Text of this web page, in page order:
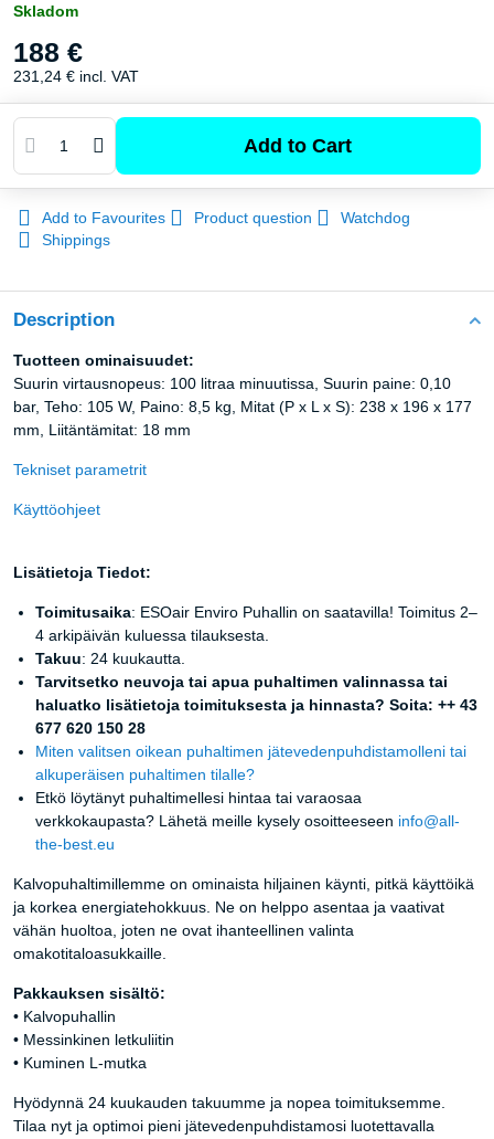
Skladom
188 €
231,24 € incl. VAT
Add to Cart
Add to Favourites Product question
Watchdog
Shippings
Description
Tuotteen ominaisuudet:
Suurin virtausnopeus: 100 litraa minuutissa, Suurin paine: 0,10
bar, Teho: 105 W, Paino: 8,5 kg, Mitat (P x L x S): 238 x 196 x 177
mm, Liitäntämitat: 18 mm
Tekniset parametrit
Käyttöohjeet
Lisätietoja Tiedot:
Toimitusaika: ESOair Enviro Puhallin on saatavilla! Toimitus 2–
4 arkipäivän kuluessa tilauksesta.
Takuu: 24 kuukautta.
Tarvitsetko neuvoja tai apua puhaltimen valinnassa tai
haluatko lisätietoja toimituksesta ja hinnasta? Soita: ++ 43
677 620 150 28
Miten valitsen oikean puhaltimen jätevedenpuhdistamolleni tai
alkuperäisen puhaltimen tilalle?
Etkö löytänyt puhaltimellesi hintaa tai varaosaa
verkkokaupasta? Lähetä meille kysely osoitteeseen info@all-
the-best.eu
Kalvopuhaltimillemme on ominaista hiljainen käynti, pitkä käyttöikä
ja korkea energiatehokkuus. Ne on helppo asentaa ja vaativat
vähän huoltoa, joten ne ovat ihanteellinen valinta
omakotitaloasukkaille.
Pakkauksen sisältö:
• Kalvopuhallin
• Messinkinen letkuliitin
• Kuminen L-mutka
Hyödynnä 24 kuukauden takuumme ja nopea toimituksemme.
Tilaa nyt ja optimoi pieni jätevedenpuhdistamosi luotettavalla